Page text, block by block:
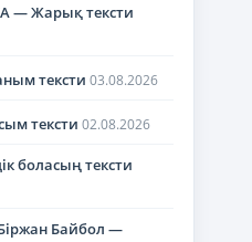
— Жарық тексти
тексти 03.08.2026
тексти 02.08.2026
боласың тексти
Байбол —